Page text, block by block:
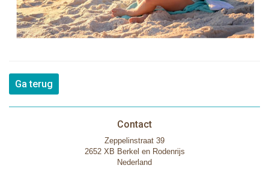
Ga terug
Contact
Zeppelinstraat 39
2652 XB Berkel en Rodenrijs
Nederland